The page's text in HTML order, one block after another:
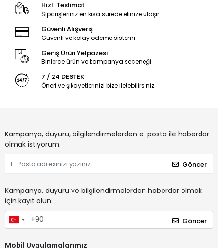
Hızlı Teslimat
Siparişleriniz en kısa sürede elinize ulaşır.
Güvenli Alışveriş
Güvenli ve kolay ödeme sistemi
Geniş Ürün Yelpazesi
Binlerce ürün ve kampanya seçeneği
7 / 24 DESTEK
Öneri ve şikayetlerinizi bize iletebilirsiniz.
Kampanya, duyuru, bilgilendirmelerden e-posta ile haberdar
olmak istiyorum.
Gönder
Kampanya, duyuru ve bilgilendirmelerden haberdar olmak
için kayıt olun.
Gönder
Mobil Uygulamalarımız